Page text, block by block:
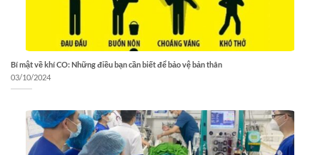
Bí mật về khí CO: Những điều bạn cần biết để bảo vệ bản thân
03/10/2024